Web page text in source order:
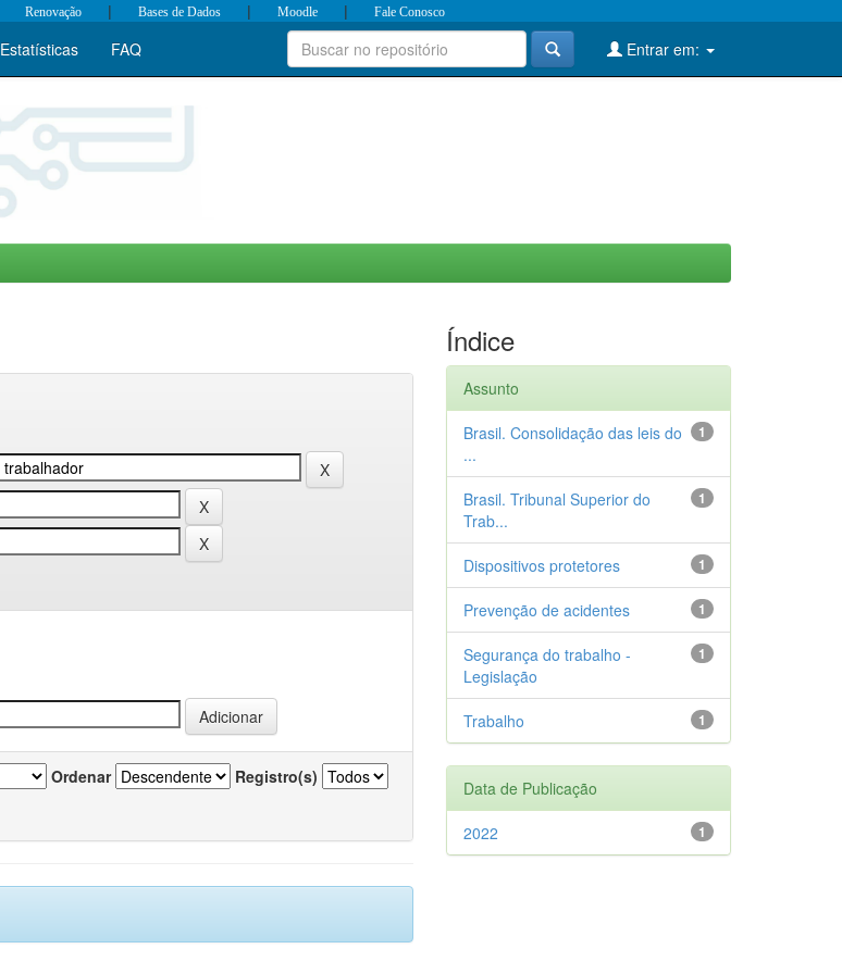
Renovação | Bases de Dados | Moodle | Fale Conosco
Estatísticas FAQ Entrar em:
Ordenar Registro(s)
Índice
Assunto
1
Brasil. Consolidação das leis do
...
1
Brasil. Tribunal Superior do
Trab...
1
Dispositivos protetores
1
Prevenção de acidentes
1
Segurança do trabalho -
Legislação
1
Trabalho
Data de Publicação
1
2022